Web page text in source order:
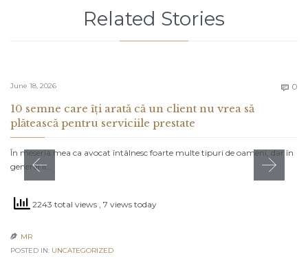
Related Stories
June 18, 2026  0
10 semne care îți arată că un client nu vrea să
plătească pentru serviciile prestate
În meseria mea ca avocat întâlnesc foarte multe tipuri de oameni, dar în
general îi…
2243 total views , 7 views today
 MR
POSTED IN: UNCATEGORIZED